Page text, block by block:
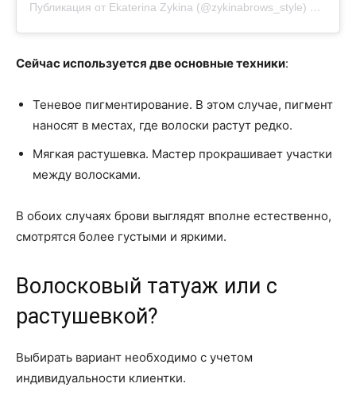
Публикация от Ekaterina Zykina (@zykinabrows_style) 2 Мар
Сейчас используется две основные техники:
Теневое пигментирование. В этом случае, пигмент
наносят в местах, где волоски растут редко.
Мягкая растушевка. Мастер прокрашивает участки
между волосками.
В обоих случаях брови выглядят вполне естественно,
смотрятся более густыми и яркими.
Волосковый татуаж или с
растушевкой?
Выбирать вариант необходимо с учетом
индивидуальности клиентки.